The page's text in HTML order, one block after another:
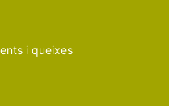
i queixes